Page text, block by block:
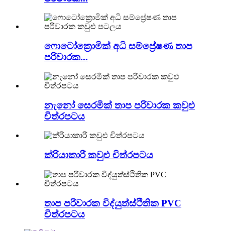
ෆොටෝක්‍රොමික් අධි සම්ප්‍රේෂණ තාප
පරිවාරක...
නැනෝ සෙරමික් තාප පරිවාරක කවුළු
චිත්රපටය
ක්රියාකාරී කවුළු චිත්රපටය
තාප පරිවාරක විද්යුත්ස්ථිතික PVC
චිත්රපටය